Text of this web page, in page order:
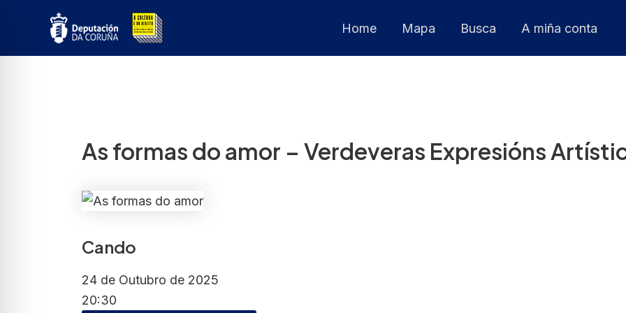
Home Mapa Busca A miña conta
As formas do amor – Verdeveras Expresións
Cando
24 de Outubro de 2025
20:30